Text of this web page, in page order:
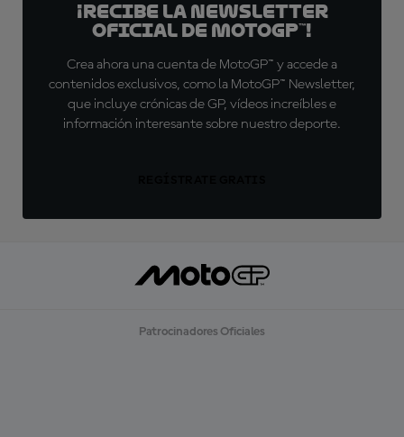
¡Recibe la Newsletter
oficial de MotoGP™!
Crea ahora una cuenta de MotoGP™ y accede a
contenidos exclusivos, como la MotoGP™ Newsletter,
que incluye crónicas de GP, vídeos increíbles e
información interesante sobre nuestro deporte.
Patrocinadores Oficiales